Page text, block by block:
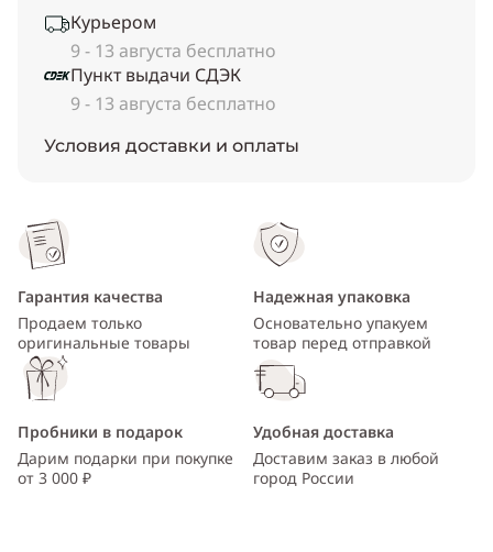
Курьером
9 - 13 августа бесплатно
Пункт выдачи СДЭК
9 - 13 августа бесплатно
Условия доставки и оплаты
Гарантия качества
Продаем только
оригинальные товары
Надежная упаковка
Основательно упакуем
товар перед отправкой
Пробники в подарок
Дарим подарки при покупке
от 3 000 ₽
Удобная доставка
Доставим заказ в любой
город России